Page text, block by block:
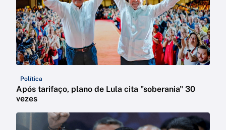
Política
Após tarifaço, plano de Lula cita "soberania" 30
vezes